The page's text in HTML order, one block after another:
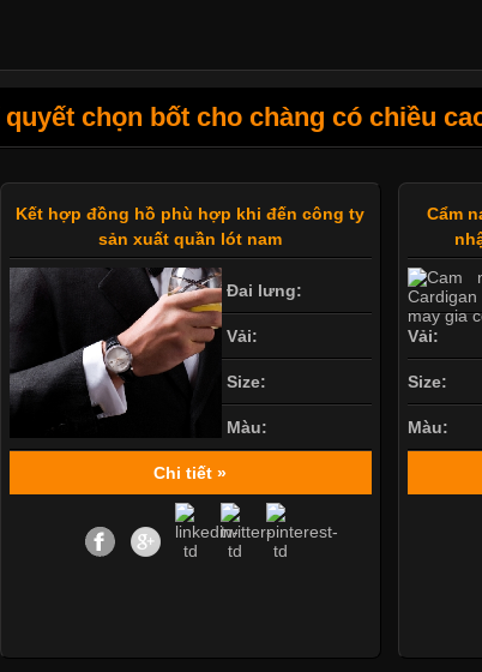
chọn bốt cho chàng có chiều
Kết hợp đồng hồ phù hợp khi đến công ty
sản xuất quần lót nam
Đai lưng:
Vải:
Size:
Màu:
Chi tiết »
Cẩm
Vải:
Size:
Màu: